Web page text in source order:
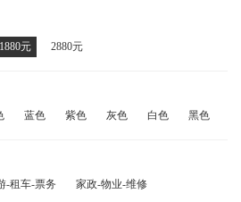
1880元 2880元
蓝色 紫色 灰色 白色 黑色
-租车-票务
家政-物业-维修